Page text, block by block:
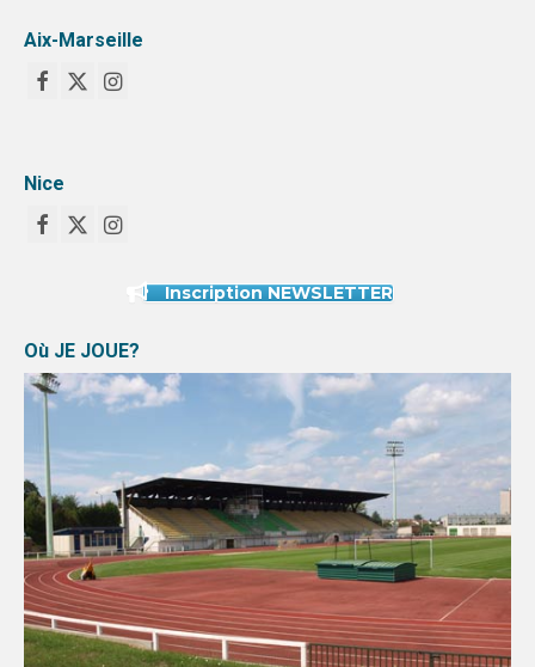
Aix-Marseille
Nice
Inscription NEWSLETTER
Où JE JOUE?